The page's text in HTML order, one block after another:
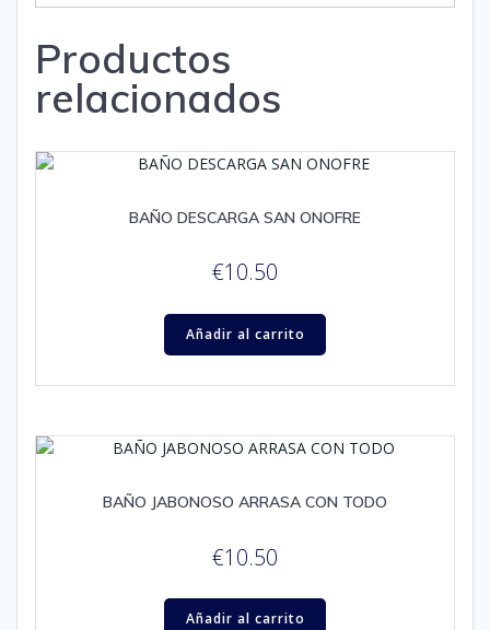
Productos
relacionados
BAÑO DESCARGA SAN ONOFRE
€10.50
Añadir al carrito
BAÑO JABONOSO ARRASA CON TODO
€10.50
Añadir al carrito